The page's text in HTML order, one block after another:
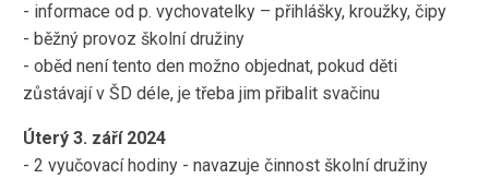
- informace od p. vychovatelky – přihlášky, kroužky, čipy
- běžný provoz školní družiny
- oběd není tento den možno objednat, pokud děti
zůstávají v ŠD déle, je třeba jim přibalit svačinu
Úterý 3. září 2024
- 2 vyučovací hodiny - navazuje činnost školní družiny